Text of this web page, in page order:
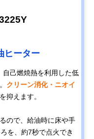
ヒーター
己燃焼熱を利用した低
クリーン消化・ニオイ
抑えます。
ので、給油時に床や手
を、約7秒で点火でき